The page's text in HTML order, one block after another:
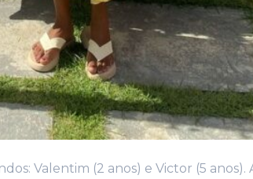
Valentim (2 anos) e Victor (5 anos).